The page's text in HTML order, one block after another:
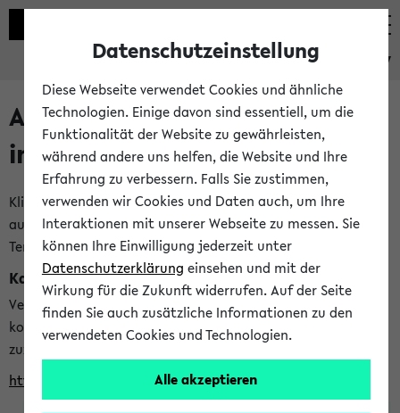
eKVV
Alle veröffentlichten Semester
im eKVV
Klicken Sie auf das Semester, welches Sie für Ihre Sitzung
auswählen möchten. Bitte beachten Sie auch die weiteren
Termine imKalender der Lehrplanung
Kalenderintegration
Verwenden Sie die folgende Adresse, um mit einer
kompatiblen Kalenderanwendung auf die Vorlesungszeiten
zuzugreifen (nähere Informationen
finden Sie hier
https://ekvv.uni-bielefeld.de/ws/calendar?vz
Datenschutzeinstellung
Diese Webseite verwendet Cookies und ähnliche
Technologien. Einige davon sind essentiell, um die
Funktionalität der Website zu gewährleisten,
während andere uns helfen, die Website und Ihre
Erfahrung zu verbessern. Falls Sie zustimmen,
verwenden wir Cookies und Daten auch, um Ihre
Interaktionen mit unserer Webseite zu messen. Sie
können Ihre Einwilligung jederzeit unter
Datenschutzerklärung einsehen und mit der
Wirkung für die Zukunft widerrufen. Auf der Seite
finden Sie auch zusätzliche Informationen zu den
verwendeten Cookies und Technologien.
Alle akzeptieren